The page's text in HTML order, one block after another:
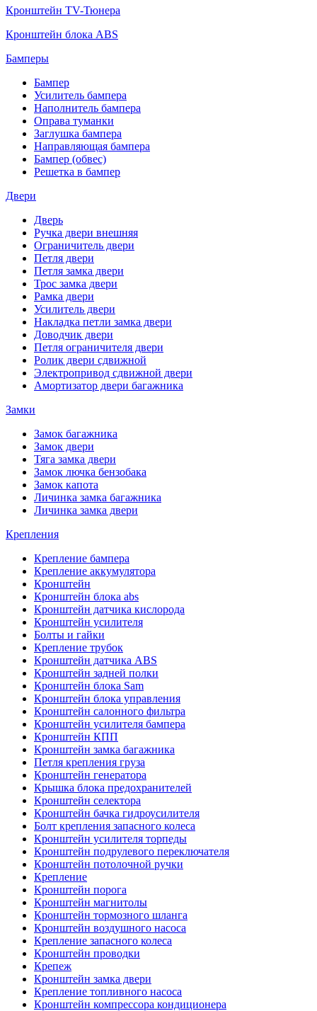
Кронштейн TV-Тюнера
Кронштейн блока ABS
Бамперы
Бампер
Усилитель бампера
Наполнитель бампера
Оправа туманки
Заглушка бампера
Направляющая бампера
Бампер (обвес)
Решетка в бампер
Двери
Дверь
Ручка двери внешняя
Ограничитель двери
Петля двери
Петля замка двери
Трос замка двери
Рамка двери
Усилитель двери
Накладка петли замка двери
Доводчик двери
Петля ограничителя двери
Ролик двери сдвижной
Электропривод сдвижной двери
Амортизатор двери багажника
Замки
Замок багажника
Замок двери
Тяга замка двери
Замок лючка бензобака
Замок капота
Личинка замка багажника
Личинка замка двери
Крепления
Крепление бампера
Крепление аккумулятора
Кронштейн
Кронштейн блока abs
Кронштейн датчика кислорода
Кронштейн усилителя
Болты и гайки
Крепление трубок
Кронштейн датчика ABS
Кронштейн задней полки
Кронштейн блока Sam
Кронштейн блока управления
Кронштейн салонного фильтра
Кронштейн усилителя бампера
Кронштейн КПП
Кронштейн замка багажника
Петля крепления груза
Кронштейн генератора
Крышка блока предохранителей
Кронштейн селектора
Кронштейн бачка гидроусилителя
Болт крепления запасного колеса
Кронштейн усилителя торпеды
Кронштейн подрулевого переключателя
Кронштейн потолочной ручки
Крепление
Кронштейн порога
Кронштейн магнитолы
Кронштейн тормозного шланга
Кронштейн воздушного насоса
Крепление запасного колеса
Кронштейн проводки
Крепеж
Кронштейн замка двери
Крепление топливного насоса
Кронштейн компрессора кондиционера